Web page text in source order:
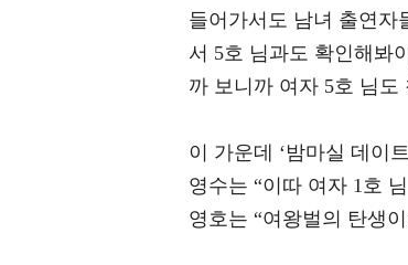
들어가서도 남녀 출연자
서 5호 님과도 확인해봐
까 보니까 여자 5호 님
이 가운데 ‘밤마실 데이
영수는 “이따 여자 1호
영호는 “여왕벌의 탄생